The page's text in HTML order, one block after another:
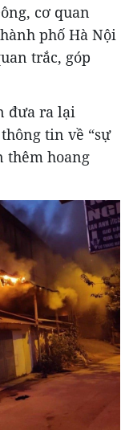
cơ quan
phố Hà Nội
trắc, góp
đưa ra lại
tin về “sự
thêm hoang